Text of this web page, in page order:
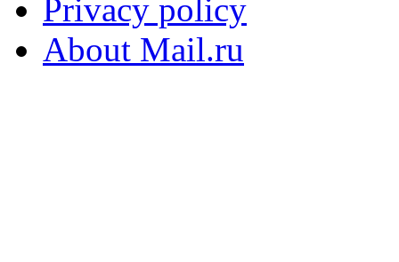
Privacy policy
About Mail.ru